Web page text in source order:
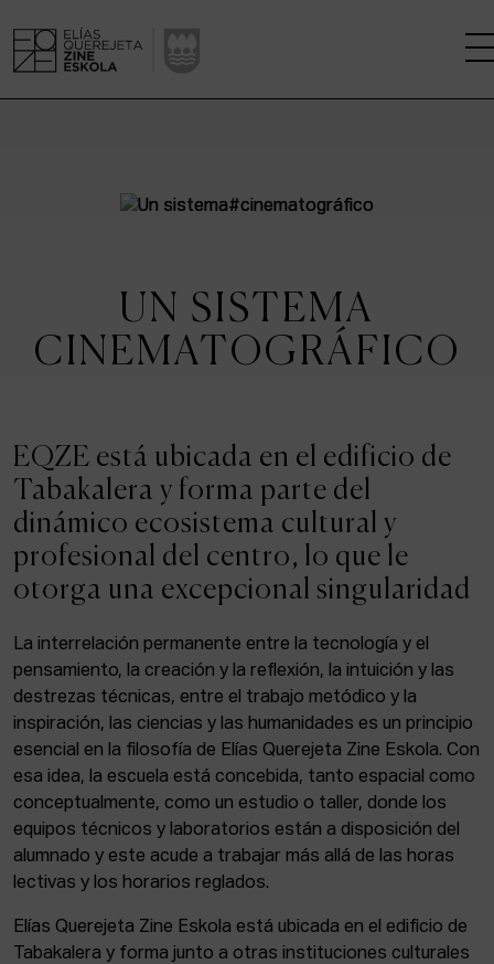
CENTRO DE INVESTIGACIÓN
KINOFABRIKA
LA CASA DEL CINE
ACTUALIDAD
Admisión
Intranet
Facebook Equis Instagram
© Elías Querejeta Zine Eskola 2026
Tabakalera · Andre zigarrogileak plaza, 1
20012 Donostia / San Sebastián
T. 0034 943 545 005
E. info@zine-eskola.eus
UN SISTEMA
CINEMATOGRÁFICO
EQZE está ubicada en el edificio de
Tabakalera y forma parte del
dinámico ecosistema cultural y
profesional del centro, lo que le
otorga una excepcional singularidad
La interrelación permanente entre la tecnología y el
pensamiento, la creación y la reflexión, la intuición y las
destrezas técnicas, entre el trabajo metódico y la
inspiración, las ciencias y las humanidades es un principio
esencial en la filosofía de Elías Querejeta Zine Eskola. Con
esa idea, la escuela está concebida, tanto espacial como
conceptualmente, como un estudio o taller, donde los
equipos técnicos y laboratorios están a disposición del
alumnado y este acude a trabajar más allá de las horas
lectivas y los horarios reglados.
Elías Querejeta Zine Eskola está ubicada en el edificio de
Tabakalera y forma junto a otras instituciones culturales